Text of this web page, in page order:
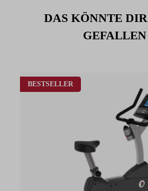
DAS KÖNNTE
GEFALLEN
Produktgalerie überspringen
BESTSELLER